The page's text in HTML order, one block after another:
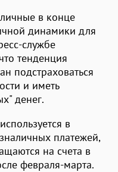
в конце
динамики для
службе
тенденция
подстраховаться
и иметь
денег.
в
платежей,
на счета в
февраля-марта.